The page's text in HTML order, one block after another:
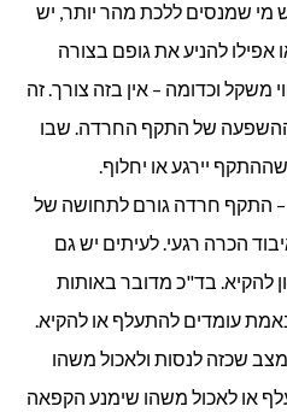
מי שמנסים ללכת מהר יותר, יש
אפילו להניע את גופם בצורה
משקל וכדומה – אין בזה צורך. זה
של התקף החרדה. שבו
יירגע או יחלוף.
– התקף חרדה גורם לתחושה של
הכרה רגעי. לעיתים יש גם
להקיא. בד"כ מדובר באותות
עומדים להתעלף או להקיא.
שכזה לנסות ולאכול משהו
או לאכול משהו שימנע הקפאה